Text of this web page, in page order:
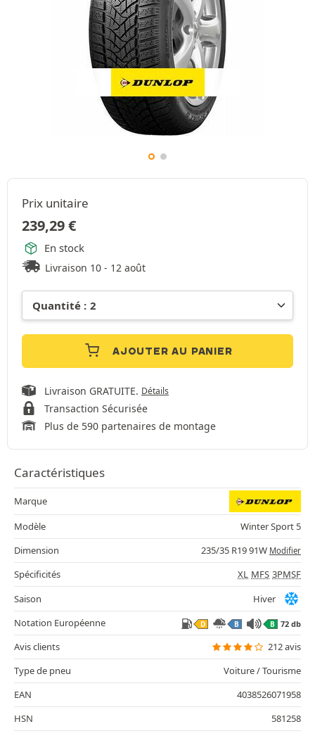
Prix unitaire
239,29€
En stock
Livraison 10 - 12 août
AJOUTER AU PANIER
Livraison GRATUITE. Détails
Transaction Sécurisée
Plus de 590 partenaires de montage
Caractéristiques
Marque
Modèle
Winter Sport 5
Dimension
235/35 R19 91W Modifier
Spécificités XL MFS 3PMSF
Saison
Hiver
Notation Européenne
D B B 72 db
Avis clients
212 avis
Type de pneu
Voiture / Tourisme
EAN
4038526071958
HSN
581258